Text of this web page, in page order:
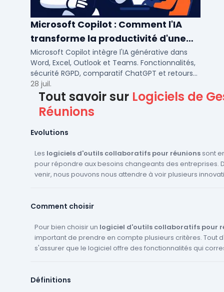
Microsoft Copilot : Comment l'IA
transforme la productivité d'une
PME/ETI ?
Microsoft Copilot intègre l'IA générative dans
Word, Excel, Outlook et Teams. Fonctionnalités,
sécurité RGPD, comparatif ChatGPT et retours
concrets pour PME et ETI françaises.
28 juil.
Tout savoir sur Logiciels de
Réunions
Evolutions
Les logiciels d'outils collaboratifs pour réunionssont
pour répondre aux besoins changeants des entreprises.
venir, nous pouvons nous attendre à voir plusieurs
analyser les données des réunions, à identifier les
l'amélioration de la réalité virtuelleet de laréalité
permettre des réunions plus immersives et interactives,
participants sont à distance. De plus, nous devrions voir
Comment choisir
Pour bien choisir un logiciel d'outils collaboratifs pour
important de prendre en compte plusieurs critères. Tout
s'assurer que le logiciel offre des fonctionnalités qui
De même, si vous avez besoin de faire des sondages en
Définitions